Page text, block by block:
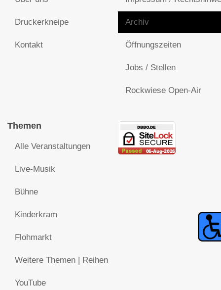
Druckerkneipe
Kontakt
Archiv
Öffnungszeiten
Jobs / Stellen
Rockwiese Open-Air
Themen
Alle Veranstaltungen
Live-Musik
Bühne
Kinderkram
Flohmarkt
Weitere Themen | Reihen
YouTube